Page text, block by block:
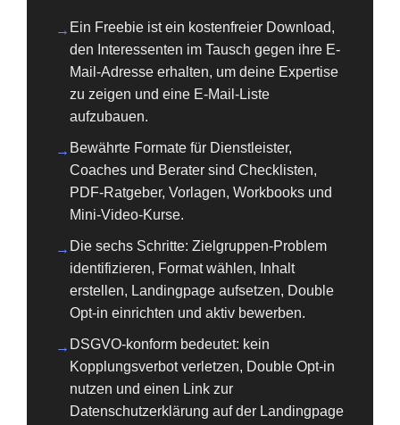
→ Ein Freebie ist ein kostenfreier Download,
den Interessenten im Tausch gegen ihre E-
Mail-Adresse erhalten, um deine Expertise
zu zeigen und eine E-Mail-Liste
aufzubauen.
→ Bewährte Formate für Dienstleister,
Coaches und Berater sind Checklisten,
PDF-Ratgeber, Vorlagen, Workbooks und
Mini-Video-Kurse.
→ Die sechs Schritte: Zielgruppen-Problem
identifizieren, Format wählen, Inhalt
erstellen, Landingpage aufsetzen, Double
Opt-in einrichten und aktiv bewerben.
→ DSGVO-konform bedeutet: kein
Kopplungsverbot verletzen, Double Opt-in
nutzen und einen Link zur
Datenschutzerklärung auf der Landingpage